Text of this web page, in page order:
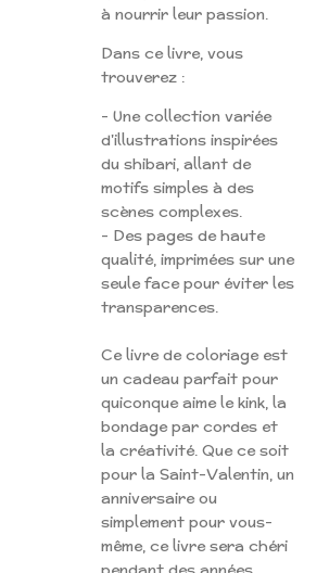
à nourrir leur passion.
Dans ce livre, vous
trouverez :
- Une collection variée
d'illustrations inspirées
du shibari, allant de
motifs simples à des
scènes complexes.
- Des pages de haute
qualité, imprimées sur une
seule face pour éviter les
transparences.
Ce livre de coloriage est
un cadeau parfait pour
quiconque aime le kink, la
bondage par cordes et
la créativité. Que ce soit
pour la Saint-Valentin, un
anniversaire ou
simplement pour vous-
même, ce livre sera chéri